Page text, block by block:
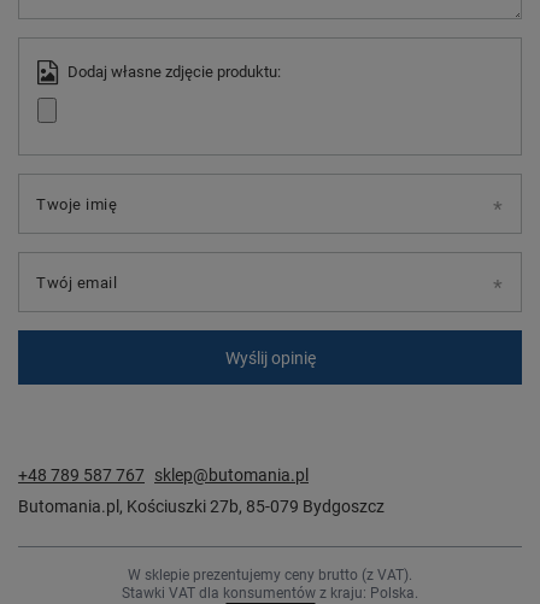
Dodaj własne zdjęcie produktu:
Twoje imię
Twój email
Wyślij opinię
+48 789 587 767 sklep@butomania.pl
Butomania.pl , Kościuszki 27b, 85-079 Bydgoszcz
W sklepie prezentujemy ceny brutto (z VAT).
Stawki VAT dla konsumentów z kraju: Polska.